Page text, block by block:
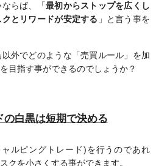
らば、「最初からストップを広くし
とリワードが安定する 」と言う事を
外でどのような「売買ルール」を加
目指す事ができるのでしょうか？
の白黒は短期で決める
ルピングトレード)を行うのであれ
クを小さくする事ができます。